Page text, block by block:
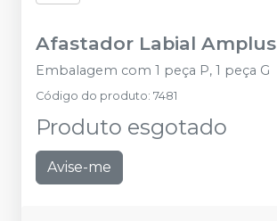
Afastador Labial Amplus
Embalagem com 1 peça P, 1 peça G
Código do produto: 7481
Produto esgotado
Avise-me